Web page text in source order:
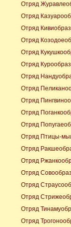
Отряд
Отряд
Отряд
Отряд
Отряд
Отряд
Отряд
Отряд
Отряд
Отряд
Отряд
Отряд Птицы-
Отряд
Отряд
Отряд
Отряд
Отряд
Отряд
Отряд